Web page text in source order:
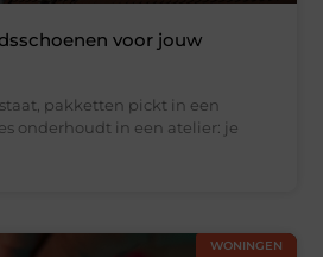
voor jouw
pakketten pickt in een
onderhoudt in een atelier: je
WONINGEN